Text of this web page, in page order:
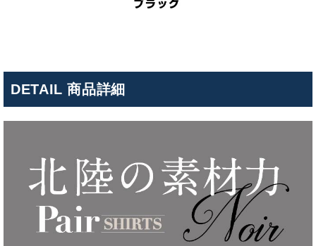
DETAIL 商品詳細